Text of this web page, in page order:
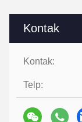
Kontak
Kontak:
Telp: